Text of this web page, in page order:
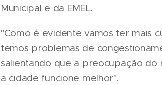
Municipal e da EMEL.
"Como é evidente vamos ter mais
temos problemas de
salientando que a preocupação
a cidade funcione melhor".